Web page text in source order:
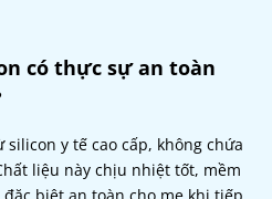
có thực sự an toàn
y tế cao cấp, không chứa
liệu này chịu nhiệt tốt, mềm